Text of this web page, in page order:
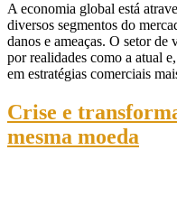
A economia global está
diversos segmentos do
danos e ameaças. O setor de
por realidades como a atual
em estratégias comerciais
Crise e
mesma moeda